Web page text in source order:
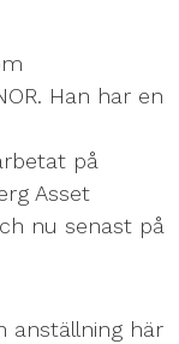
Han har en
på
Asset
nu senast på
anställning här